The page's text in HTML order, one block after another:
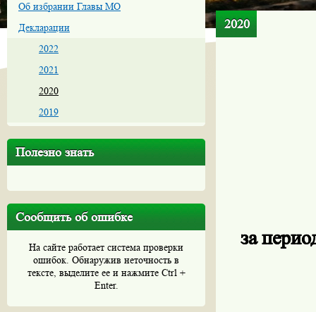
Об избрании Главы МО
Декларации
2022
2021
2020
2019
Полезно знать
Сообщить об ошибке
На сайте работает система проверки
ошибок. Обнаружив неточность в
тексте, выделите ее и нажмите Ctrl +
Enter.
2020
за